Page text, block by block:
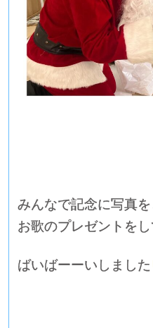
みんなで記念に写真
お歌のプレゼントをし
ばいばーーいしました